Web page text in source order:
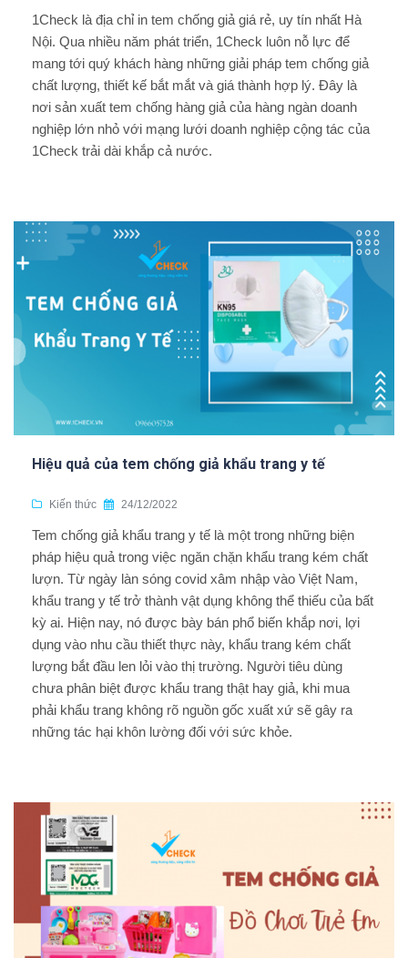
1Check là địa chỉ in tem chống giả giá rẻ, uy tín nhất Hà
Nội. Qua nhiều năm phát triển, 1Check luôn nỗ lực để
mang tới quý khách hàng những giải pháp tem chống giả
chất lượng, thiết kế bắt mắt và giá thành hợp lý. Đây là
nơi sản xuất tem chống hàng giả của hàng ngàn doanh
nghiệp lớn nhỏ với mạng lưới doanh nghiệp cộng tác của
1Check trải dài khắp cả nước.
Hiệu quả của tem chống giả khẩu trang y tế
Kiến thức 24/12/2022
Tem chống giả khẩu trang y tế là một trong những biện
pháp hiệu quả trong việc ngăn chặn khẩu trang kém chất
lượn. Từ ngày làn sóng covid xâm nhập vào Việt Nam,
khẩu trang y tế trở thành vật dụng không thể thiếu của bất
kỳ ai. Hiện nay, nó được bày bán phổ biến khắp nơi, lợi
dụng vào nhu cầu thiết thực này, khẩu trang kém chất
lượng bắt đầu len lỏi vào thị trường. Người tiêu dùng
chưa phân biệt được khẩu trang thật hay giả, khi mua
phải khẩu trang không rõ nguồn gốc xuất xứ sẽ gây ra
những tác hại khôn lường đối với sức khỏe.